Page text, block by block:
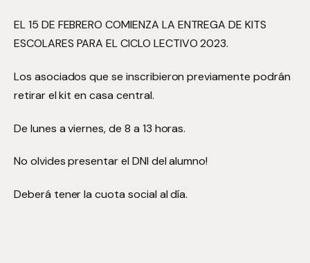
EL 15 DE FEBRERO COMIENZA LA ENTREGA DE KITS
ESCOLARES PARA EL CICLO LECTIVO 2023.
Los asociados que se inscribieron previamente podrán
retirar el kit en casa central.
De lunes a viernes, de 8 a 13 horas.
No olvides presentar el DNI del alumno!
Deberá tener la cuota social al día.